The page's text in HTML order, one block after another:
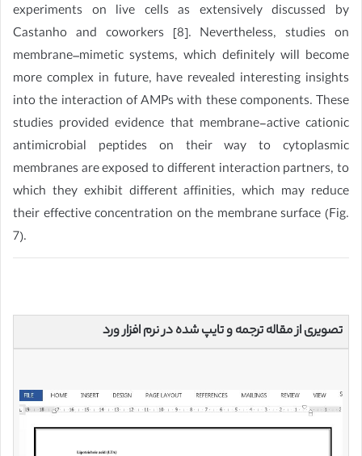
experiments on live cells as extensively discussed by
Castanho and coworkers [8]. Nevertheless, studies on
membrane–mimetic systems, which definitely will become
more complex in future, have revealed interesting insights
into the interaction of AMPs with these components. These
studies provided evidence that membrane-active cationic
antimicrobial peptides on their way to cytoplasmic
membranes are exposed to different interaction partners, to
which they exhibit different affinities, which may reduce
their effective concentration on the membrane surface (Fig.
7).
تصویری از مقاله ترجمه و تایپ شده در نرم افزار ورد